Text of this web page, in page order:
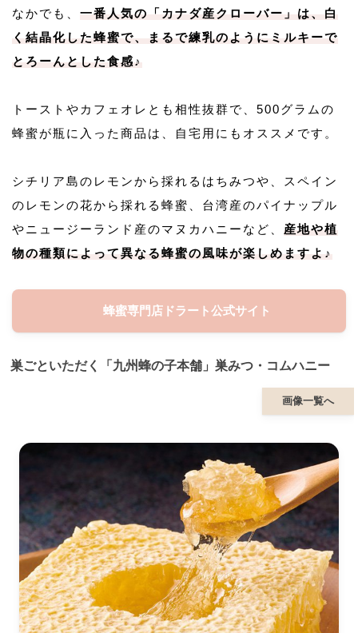
なかでも、 一番人気の「カナダ産クローバー」は、白
く結晶化した蜂蜜で、まるで練乳のようにミルキーで
とろーんとした食感♪
トーストやカフェオレとも相性抜群で、500グラムの
蜂蜜が瓶に入った商品は、自宅用にもオススメです。
シチリア島のレモンから採れるはちみつや、スペイン
のレモンの花から採れる蜂蜜、台湾産のパイナップル
やニュージーランド産のマヌカハニーなど、 産地や植
物の種類によって異なる蜂蜜の風味が楽しめますよ♪
蜂蜜専門店ドラート公式サイト
巣ごといただく「九州蜂の子本舗」巣みつ・コムハニー
画像一覧へ